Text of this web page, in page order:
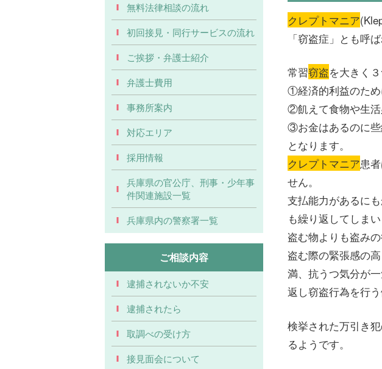
クレプトマニア
「窃盗症」とも呼ば
常習窃盗を大きく
①経済的利益のため
②飢えて食物や生活
③お金はあるのに些
となります。
クレプトマニア患
せん。
支払能力があるに
も繰り返してしまい
盗む物よりも盗み
盗む際の緊張感の
満、抗うつ気分が
返し窃盗行為を行
検挙された万引き
るようです。
無料法律相談の流れ
初回接見・同行サービスの流れ
ご挨拶・弁護士紹介
弁護士費用
事務所案内
対応エリア
採用情報
兵庫県の官公庁、刑事・少年事
件関連施設一覧
兵庫県内の警察署一覧
ご相談内容
逮捕されないか不安
逮捕されたら
取調べの受け方
接見面会について